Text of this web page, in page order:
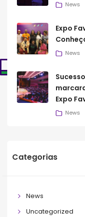
News
Expo
News
Expo
News
Categorias
News
Uncategorized